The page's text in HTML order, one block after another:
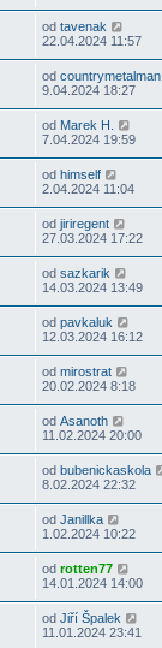
od tavenak
22.04.2024 11:57
od countrymetalman
9.04.2024 18:27
od Marek H.
7.04.2024 19:59
od himself
2.04.2024 11:04
od jiriregent
27.03.2024 17:22
od sazkarik
14.03.2024 13:49
od pavkaluk
12.03.2024 16:12
od mirostrat
20.02.2024 8:18
od Asanoth
11.02.2024 20:00
od bubenickaskola
8.02.2024 22:32
od Janillka
1.02.2024 10:22
od rotten77
14.01.2024 14:00
od Jiří Špalek
11.01.2024 23:41